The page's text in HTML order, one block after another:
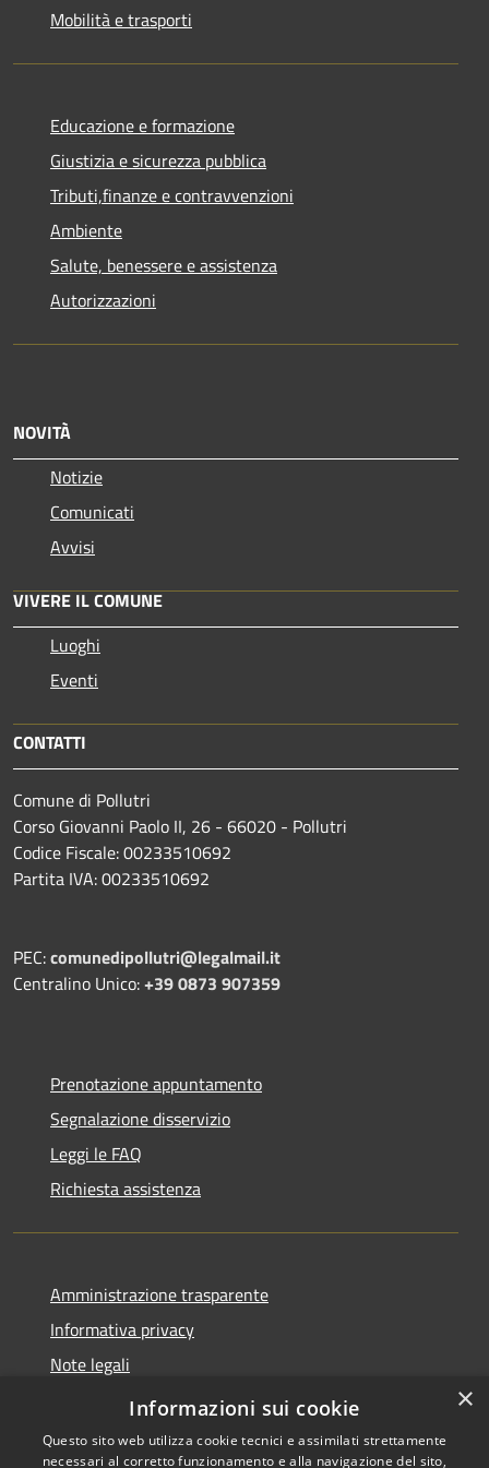
Mobilità e trasporti
Educazione e formazione
Giustizia e sicurezza pubblica
Tributi,finanze e contravvenzioni
Ambiente
Salute, benessere e assistenza
Autorizzazioni
NOVITÀ
Notizie
Comunicati
Avvisi
VIVERE IL COMUNE
Luoghi
Eventi
CONTATTI
Comune di Pollutri
Corso Giovanni Paolo II, 26 - 66020 - Pollutri
Codice Fiscale: 00233510692
Partita IVA: 00233510692
PEC:comunedipollutri@legalmail.it
Centralino Unico:+39 0873 907359
Prenotazione appuntamento
Segnalazione disservizio
Leggi le FAQ
Richiesta assistenza
Amministrazione trasparente
Informativa privacy
Note legali
Dichiarazione di accessibilità
×
Informazioni sui cookie
Questo sito web utilizza cookie tecnici e assimilati strettamente
necessari al corretto funzionamento e alla navigazione del sito,